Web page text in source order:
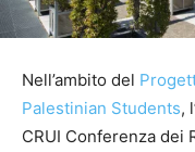
Nell’ambito del
Palestinian Students,
CRUI Conferenza dei